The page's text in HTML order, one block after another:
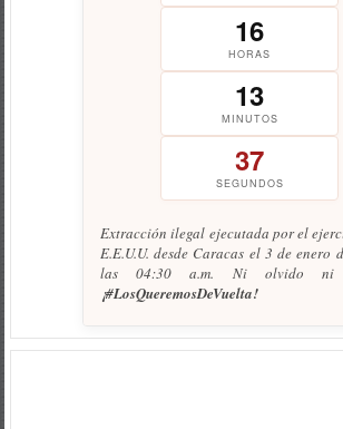
16
HORAS
13
MINUTOS
37
SEGUNDOS
Extracción ilegal ejecutada por el
E.E.U.U. desde Caracas el 3 de enero
las 04:30 a.m. Ni olvido ni
¡#LosQueremosDeVuelta!